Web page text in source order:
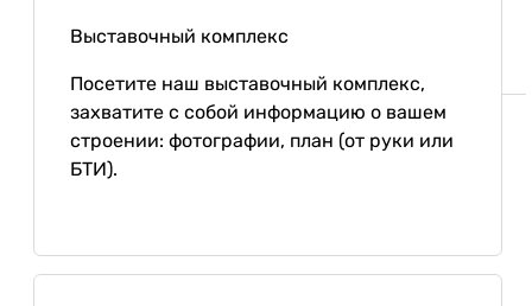
Выставочный комплекс
Посетите наш выставочный комплекс,
захватите с собой информацию о вашем
строении: фотографии, план (от руки или
БТИ).